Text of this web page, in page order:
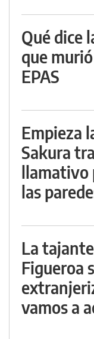
Qué dice
que
EPAS
Empieza
Sakura
llamativo
las
La
Figueroa
vamos a